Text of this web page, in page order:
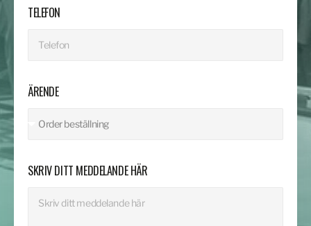
TELEFON
ÄRENDE
SKRIV DITT MEDDELANDE HÄR